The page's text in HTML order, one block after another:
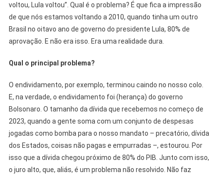
voltou, Lula voltou”. Qual é o problema? É que fica a impressão
de que nós estamos voltando a 2010, quando tinha um outro
Brasil no oitavo ano de governo do presidente Lula, 80% de
aprovação. E não era isso. Era uma realidade dura.
Qual o principal problema?
O endividamento, por exemplo, terminou caindo no nosso colo.
E, na verdade, o endividamento foi (herança) do governo
Bolsonaro. O tamanho da dívida que recebemos no começo de
2023, quando a gente soma com um conjunto de despesas
jogadas como bomba para o nosso mandato – precatório, dívida
dos Estados, coisas não pagas e empurradas –, estourou. Por
isso que a dívida chegou próximo de 80% do PIB. Junto com isso,
o juro alto, que, aliás, é um problema não resolvido. Não faz